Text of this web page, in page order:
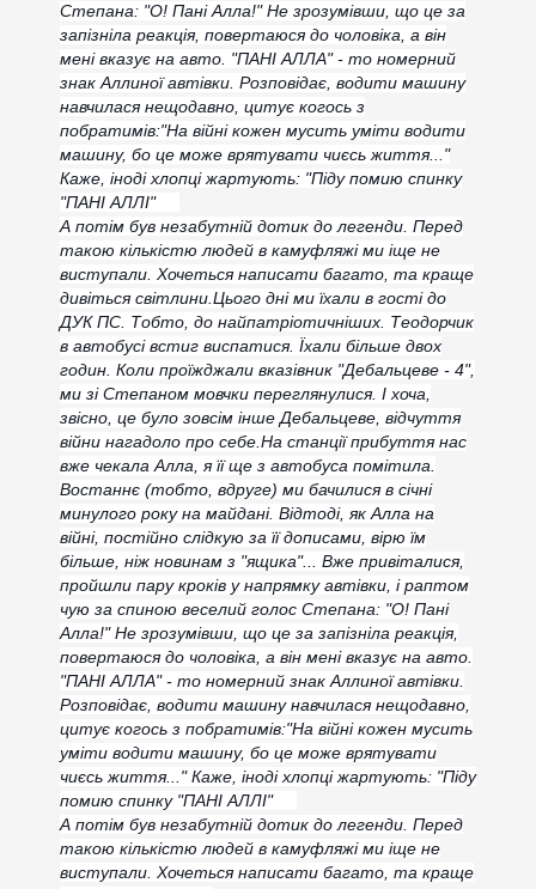
Степана: "О! Пані Алла!" Не зрозумівши, що це за
запізніла реакція, повертаюся до чоловіка, а він
мені вказує на авто. "ПАНІ АЛЛА" - то номерний
знак Аллиної автівки. Розповідає, водити машину
навчилася нещодавно, цитує когось з
побратимів:"На війні кожен мусить уміти водити
машину, бо це може врятувати чиєсь життя..."
Каже, іноді хлопці жартують: "Піду помию спинку
"ПАНІ АЛЛІ"
А потім був незабутній дотик до легенди. Перед
такою кількістю людей в камуфляжі ми іще не
виступали. Хочеться написати багато, та краще
дивіться світлини.Цього дні ми їхали в гості до
ДУК ПС. Тобто, до найпатріотичніших. Теодорчик
в автобусі встиг виспатися. Їхали більше двох
годин. Коли проїжджали вказівник "Дебальцеве - 4",
ми зі Степаном мовчки переглянулися. І хоча,
звісно, це було зовсім інше Дебальцеве, відчуття
війни нагадоло про себе.На станції прибуття нас
вже чекала Алла, я її ще з автобуса помітила.
Востаннє (тобто, вдруге) ми бачилися в січні
минулого року на майдані. Відтоді, як Алла на
війні, постійно слідкую за її дописами, вірю їм
більше, ніж новинам з "ящика"... Вже привіталися,
пройшли пару кроків у напрямку автівки, і раптом
чую за спиною веселий голос Степана: "О! Пані
Алла!" Не зрозумівши, що це за запізніла реакція,
повертаюся до чоловіка, а він мені вказує на авто.
"ПАНІ АЛЛА" - то номерний знак Аллиної автівки.
Розповідає, водити машину навчилася нещодавно,
цитує когось з побратимів:"На війні кожен мусить
уміти водити машину, бо це може врятувати
чиєсь життя..." Каже, іноді хлопці жартують: "Піду
помию спинку "ПАНІ АЛЛІ"
А потім був незабутній дотик до легенди. Перед
такою кількістю людей в камуфляжі ми іще не
виступали. Хочеться написати багато, та краще